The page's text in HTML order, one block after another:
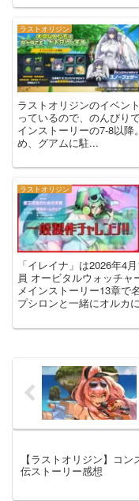
ラストオリジン
ラストオリジンのイベン
っているので、のんびり
インストーリーの7-8以
め、グアムに駐...
ラストオリジン
「イレイナ」は2026年4
員 オービタルウォッチ
メインストーリー13章で
プシロンと一緒にオルカ
【ラストオリジン】コ
伝ストーリー感想